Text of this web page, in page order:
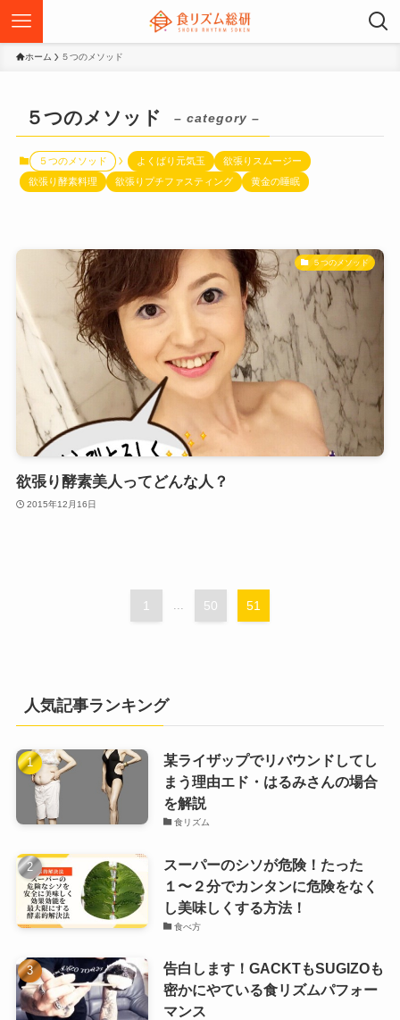
ホーム ５つのメソッド
５つのメソッド – category –
５つのメソッド よくばり元気玉
欲張りスムージー
欲張り酵素料理
欲張りプチファスティング 黄金の睡眠
５つのメソッド
欲張り酵素美人ってどんな人？
2015年12月16日
1 ... 50 51
人気記事ランキング
某ライザップでリバウンドしてし
まう理由エド・はるみさんの場合
を解説
食リズム
スーパーのシソが危険！たった
１〜２分でカンタンに危険をなく
し美味しくする方法！
食べ方
告白します！GACKTもSUGIZOも
密かにやている食リズムパフォー
マンス